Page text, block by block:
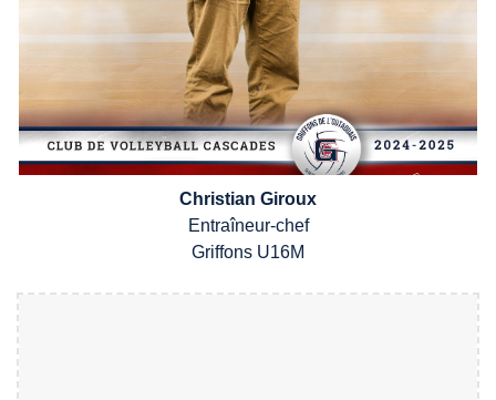
Christian Giroux
Entraîneur-chef
Griffons U16M